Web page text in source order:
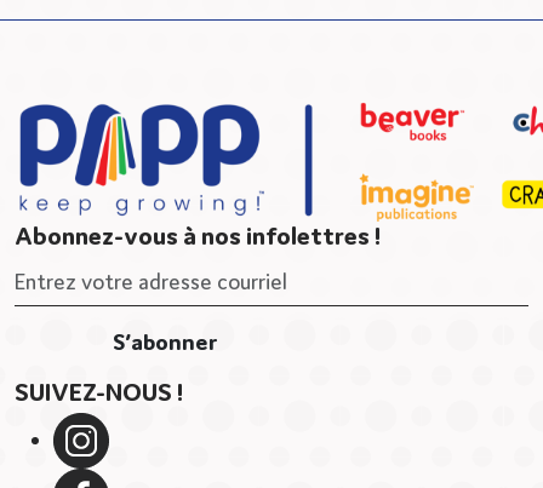
Abonnez-vous à nos infolettres !
SUIVEZ-NOUS !